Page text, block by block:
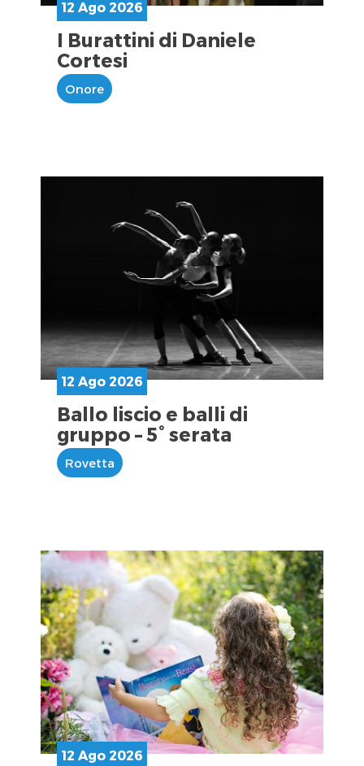
12 Ago 2026
I Burattini di Daniele
Cortesi
Onore
12 Ago 2026
Ballo liscio e balli di
gruppo – 5° serata
Rovetta
12 Ago 2026